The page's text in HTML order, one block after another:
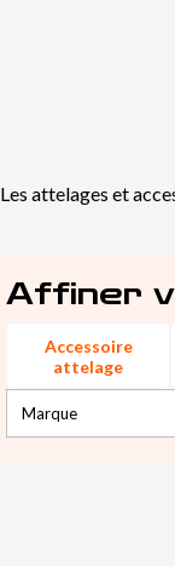
Les attelages et
Affiner
Accessoire
attelage